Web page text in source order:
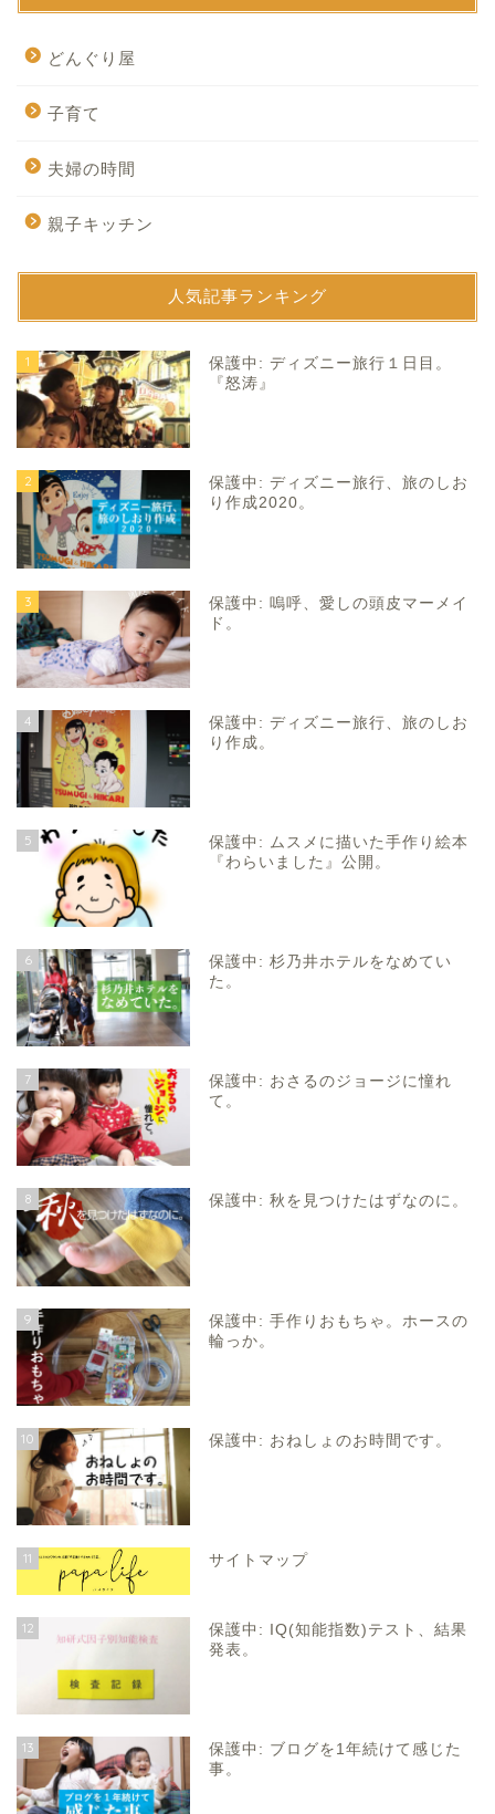
どんぐり屋
子育て
夫婦の時間
親子キッチン
人気記事ランキング
1
保護中: ディズニー旅行１日目。
『怒涛』
2
保護中: ディズニー旅行、旅のしお
り作成2020。
3
保護中: 嗚呼、愛しの頭皮マーメイ
ド。
4
保護中: ディズニー旅行、旅のしお
り作成。
5
保護中: ムスメに描いた手作り絵本
『わらいました』公開。
6
保護中: 杉乃井ホテルをなめてい
た。
7
保護中: おさるのジョージに憧れ
て。
8 保護中: 秋を見つけたはずなのに。
9
保護中: 手作りおもちゃ。ホースの
輪っか。
10 保護中: おねしょのお時間です。
11 サイトマップ
12
保護中: IQ(知能指数)テスト、結果
発表。
13
保護中: ブログを1年続けて感じた
事。